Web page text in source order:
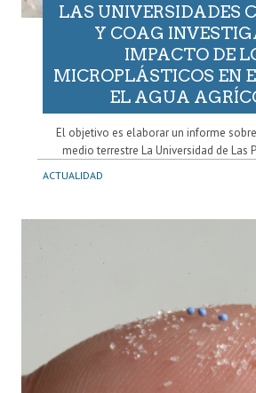
LAS UNIVERSIDADES
Y COAG
IMPACTO DE
MICROPLÁSTICOS EN
EL AGUA
El objetivo es elaborar un informe
medio terrestre La Universidad de Las
ACTUALIDAD